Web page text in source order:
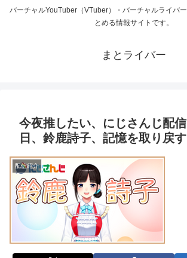
バーチャルYouTuber（VTuber）・バーチャルライバ
とめる情報サイトです。
まとライバー
今夜推したい、にじさんじ配
日、鈴鹿詩子、記憶を取り戻す
配信紹介